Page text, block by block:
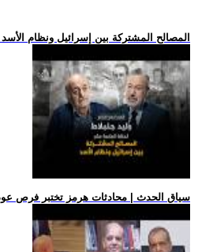
.. المصالح المشتركة بين إسرائيل ونظام
.. سياق الحدث | محادثات هرمز تختبر فرص